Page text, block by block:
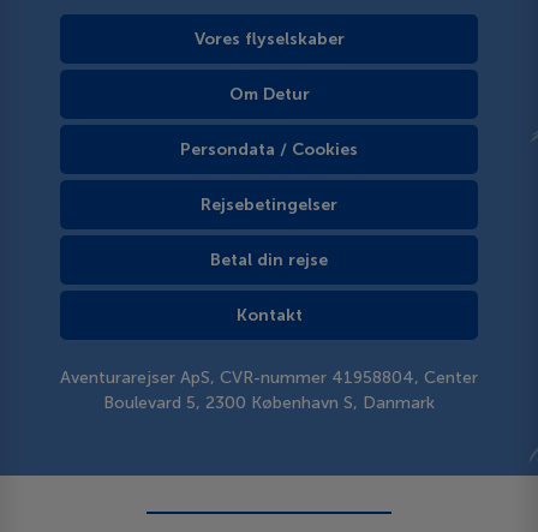
Vores flyselskaber
Om Detur
Persondata / Cookies
Rejsebetingelser
Betal din rejse
Kontakt
Aventurarejser ApS, CVR-nummer 41958804, Center
Boulevard 5, 2300 København S, Danmark